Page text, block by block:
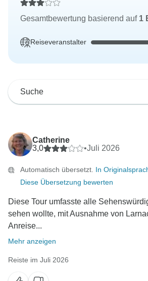
Gesamtbewertung basierend auf 1
Reiseveranstalter
Catherine
3,0
•Juli 2026
Automatisch übersetzt. In
Diese Übersetzung bewerten
Diese Tour umfasste alle
sehen wollte, mit Ausnahme von
Anreise...
Mehr anzeigen
Reiste im Juli 2026